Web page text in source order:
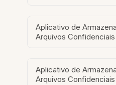
Aplicativo de
Arquivos
Aplicativo de
Arquivos